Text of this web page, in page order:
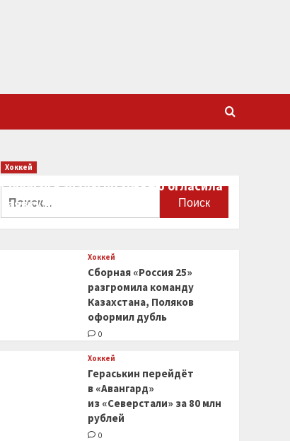
Хоккей
Сборная Канады по хоккею огласила
заявку на чемпионат мира
Хоккей
Сборная «Россия 25»
разгромила команду
Казахстана, Поляков
оформил дубль
0
Хоккей
Гераськин перейдёт
в «Авангард»
из «Северстали» за 80 млн
рублей
0